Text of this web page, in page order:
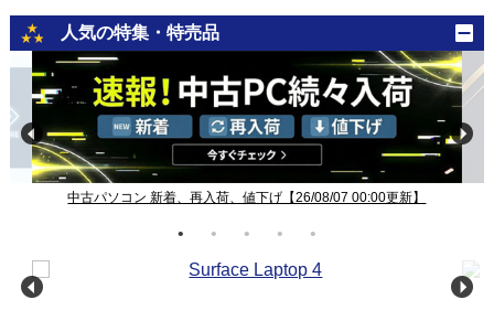
人気の特集・特売品
中古パソコン 新着、再入荷、値下げ【26/08/07 00:00更新】